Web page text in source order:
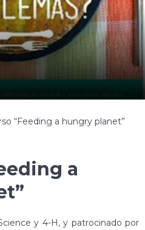
“Feeding a hungry planet”
a
y 4-H, y patrocinado por